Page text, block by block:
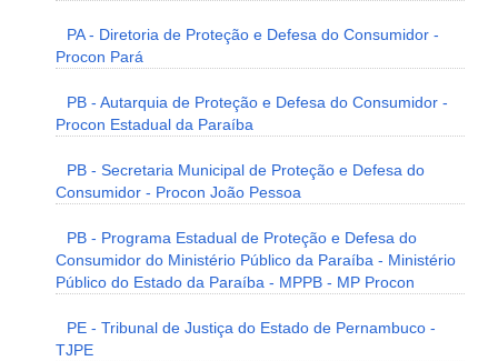
PA - Diretoria de Proteção e Defesa do Consumidor -
Procon Pará
PB - Autarquia de Proteção e Defesa do Consumidor -
Procon Estadual da Paraíba
PB - Secretaria Municipal de Proteção e Defesa do
Consumidor - Procon João Pessoa
PB - Programa Estadual de Proteção e Defesa do
Consumidor do Ministério Público da Paraíba - Ministério
Público do Estado da Paraíba - MPPB - MP Procon
PE - Tribunal de Justiça do Estado de Pernambuco -
TJPE